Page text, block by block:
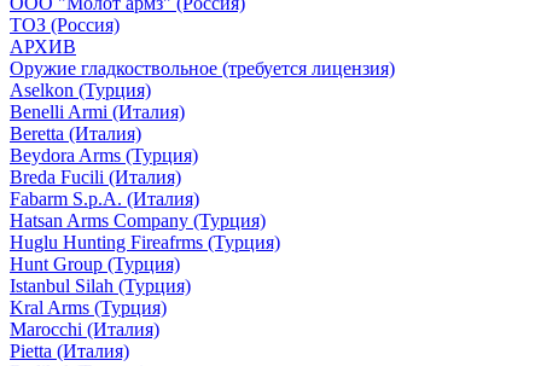
ТОЗ (Россия)
АРХИВ
Оружие гладкоствольное (требуется лицензия)
Aselkon (Турция)
Benelli Armi (Италия)
Beretta (Италия)
Beydora Arms (Турция)
Breda Fucili (Италия)
Fabarm S.p.A. (Италия)
Hatsan Arms Company (Турция)
Huglu Hunting Fireafrms (Турция)
Hunt Group (Турция)
Istanbul Silah (Турция)
Kral Arms (Турция)
Marocchi (Италия)
Pietta (Италия)